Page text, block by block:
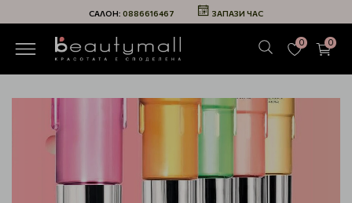
САЛОН: 0886616467 ЗАПАЗИ ЧАС
0 0